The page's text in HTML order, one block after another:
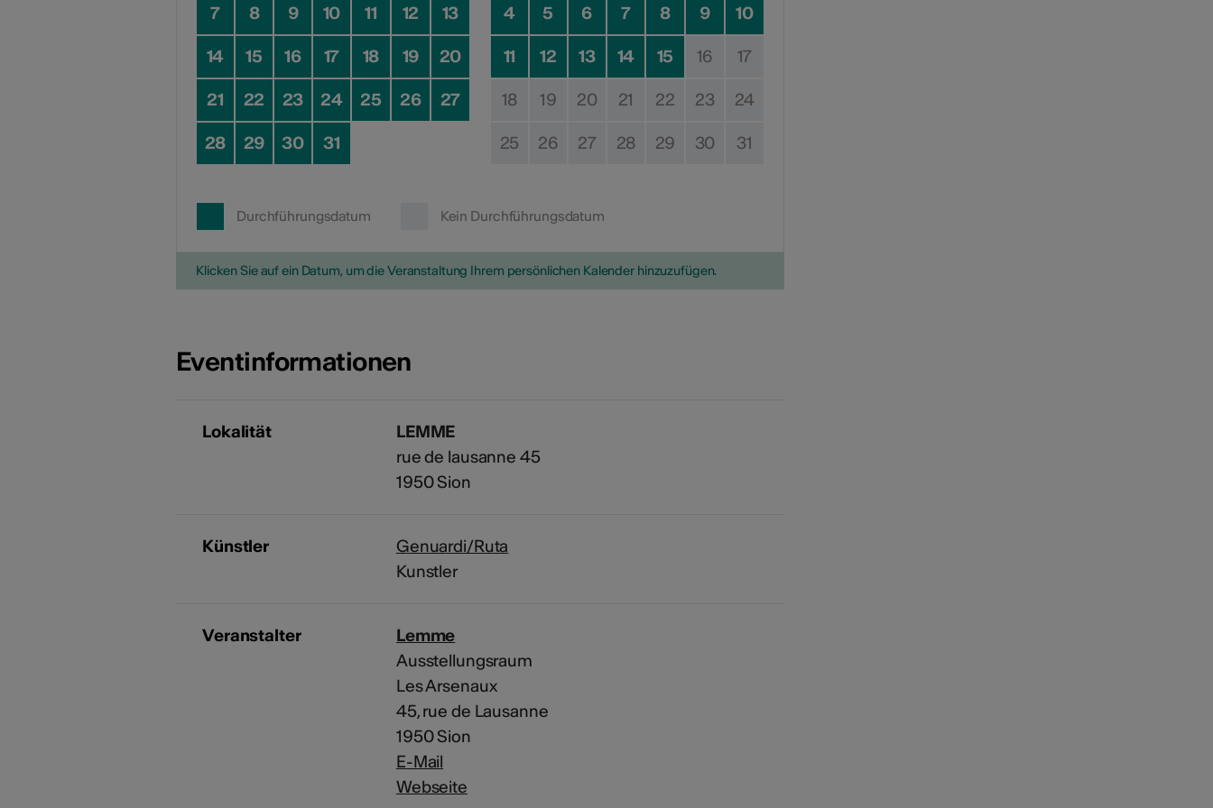
7 8 9 10 11 12 13
14 15 16 17 18 19 20
21 22 23 24 25 26 27
28 29 30 31
4 5 6 7 8 9 10
11 12 13 14 15 16 17
18 19 20 21 22 23 24
25 26 27 28 29 30 31
Durchführungsdatum Kein Durchführungsdatum
Klicken Sie auf ein Datum, um die Veranstaltung Ihrem persönlichen Kalender hinzuzufügen.
Eventinformationen
Lokalität
LEMME
rue de lausanne 45
1950 Sion
Künstler
Genuardi/Ruta
Kunstler
Veranstalter
Lemme
Ausstellungsraum
Les Arsenaux
45, rue de Lausanne
1950 Sion
E-Mail
Webseite